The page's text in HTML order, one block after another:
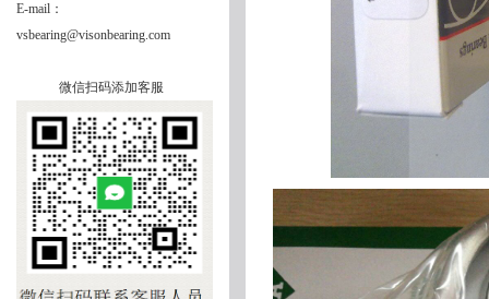
E-mail：
vsbearing@visonbearing.com
微信扫码添加客服